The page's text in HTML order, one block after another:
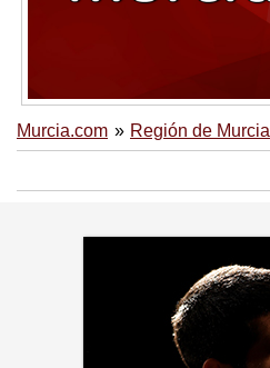
Murcia.com Región de Murcia